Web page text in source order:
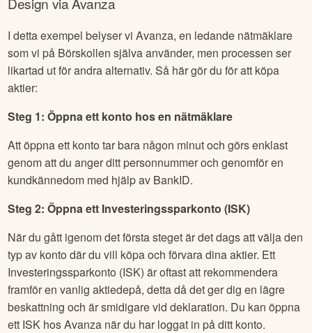
I detta exempel belyser vi Avanza, en ledande nätmäklare
som vi på Börskollen själva använder, men processen ser
likartad ut för andra alternativ. Så här gör du för att köpa
aktier:
Steg 1: Öppna ett konto hos en nätmäklare
Att öppna ett konto tar bara någon minut och görs enklast
genom att du anger ditt personnummer och genomför en
kundkännedom med hjälp av BankID.
Steg 2: Öppna ett Investeringssparkonto (ISK)
När du gått igenom det första steget är det dags att välja den
typ av konto där du vill köpa och förvara dina aktier. Ett
Investeringssparkonto (ISK) är oftast att rekommendera
framför en vanlig aktiedepå, detta då det ger dig en lägre
beskattning och är smidigare vid deklaration. Du kan öppna
ett ISK hos Avanza när du har loggat in på ditt konto.